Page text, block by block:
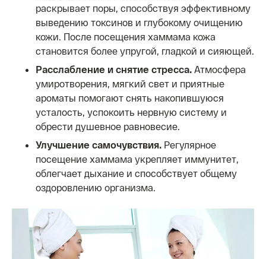
раскрывает поры, способствуя эффективному
выведению токсинов и глубокому очищению
кожи. После посещения хаммама кожа
становится более упругой, гладкой и сияющей.
Расслабление и снятие стресса. Атмосфера
умиротворения, мягкий свет и приятные
ароматы помогают снять накопившуюся
усталость, успокоить нервную систему и
обрести душевное равновесие.
Улучшение самочувствия. Регулярное
посещение хаммама укрепляет иммунитет,
облегчает дыхание и способствует общему
оздоровлению организма.